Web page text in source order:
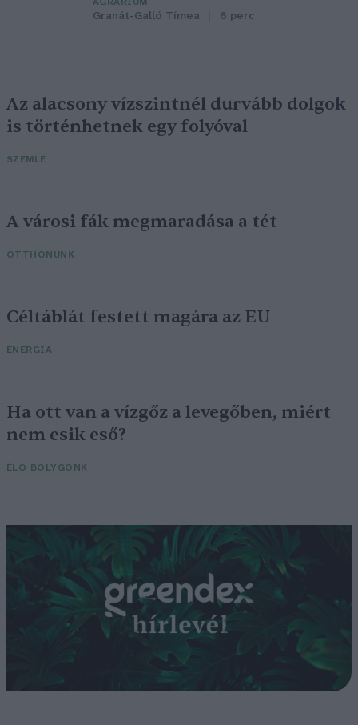
AGRÁRIUM
Granát-Galló Tímea 6 perc
Az alacsony vízszintnél durvább dolgok
is történhetnek egy folyóval
SZEMLE
A városi fák megmaradása a tét
OTTHONUNK
Céltáblát festett magára az EU
ENERGIA
Ha ott van a vízgőz a levegőben, miért
nem esik eső?
ÉLŐ BOLYGÓNK